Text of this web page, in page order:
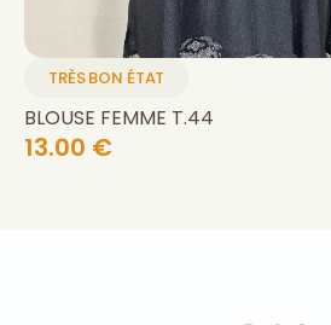
TRÈS BON ÉTAT
BLOUSE FEMME T.44
13.00 €